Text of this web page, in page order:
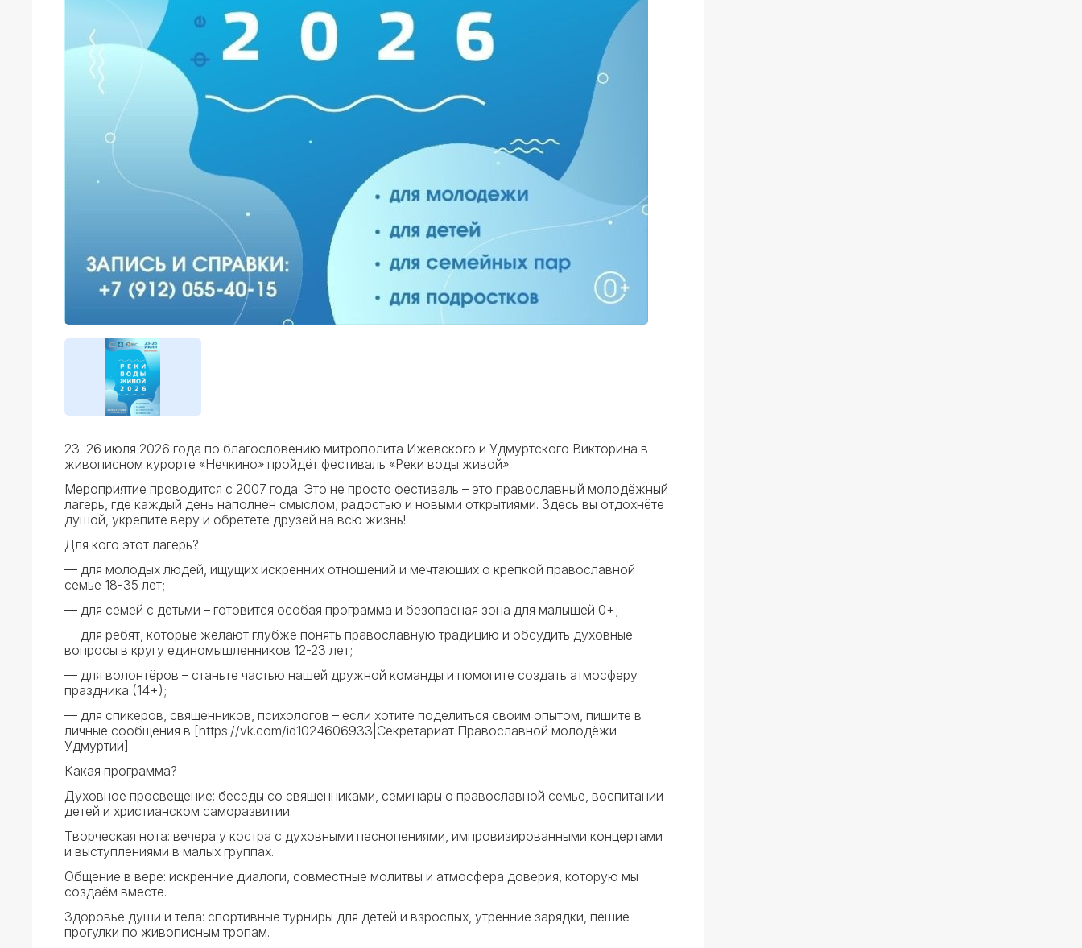
23–26 июля 2026 года по благословению митрополита Ижевского и Удмуртского Викторина в
живописном курорте «Нечкино» пройдёт фестиваль «Реки воды живой».
Мероприятие проводится с 2007 года. Это не просто фестиваль – это православный молодёжный
лагерь, где каждый день наполнен смыслом, радостью и новыми открытиями. Здесь вы отдохнёте
душой, укрепите веру и обретёте друзей на всю жизнь!
Для кого этот лагерь?
— для молодых людей, ищущих искренних отношений и мечтающих о крепкой православной
семье 18-35 лет;
— для семей с детьми – готовится особая программа и безопасная зона для малышей 0+;
— для ребят, которые желают глубже понять православную традицию и обсудить духовные
вопросы в кругу единомышленников 12-23 лет;
— для волонтёров – станьте частью нашей дружной команды и помогите создать атмосферу
праздника (14+);
— для спикеров, священников, психологов – если хотите поделиться своим опытом, пишите в
личные сообщения в [https://vk.com/id1024606933|Секретариат Православной молодёжи
Удмуртии].
Какая программа?
Духовное просвещение: беседы со священниками, семинары о православной семье, воспитании
детей и христианском саморазвитии.
Творческая нота: вечера у костра с духовными песнопениями, импровизированными концертами
и выступлениями в малых группах.
Общение в вере: искренние диалоги, совместные молитвы и атмосфера доверия, которую мы
создаём вместе.
Здоровье души и тела: спортивные турниры для детей и взрослых, утренние зарядки, пешие
прогулки по живописным тропам.